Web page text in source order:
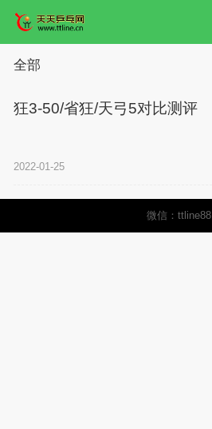
全部
狂3-50/省狂/天弓5对比测评
2022-01-25
微信：ttline88